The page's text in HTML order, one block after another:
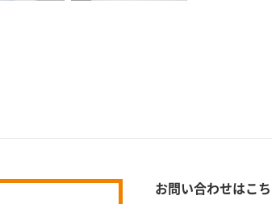
お問い合わせはこち